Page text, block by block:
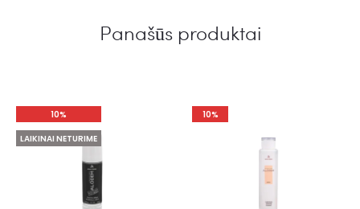
Panašūs produktai
10%
LAIKINAI NETURIME
10%